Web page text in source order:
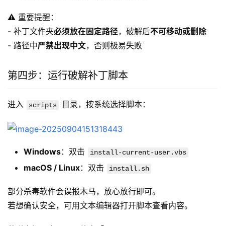
⚠️ 重要提醒：
- 补丁文件夹必须放在固定路径，破解后不可移动或删除
- 路径中严禁出现中文，否则极易失败
第四步：运行破解补丁脚本
进入 scripts 目录，按系统选择脚本：
Windows：双击 install-current-user.vbs
macOS / Linux：双击 install.sh
部分杀毒软件会误报木马，放心放行即可。
若想确认安全，可用文本编辑器打开脚本查看内容。